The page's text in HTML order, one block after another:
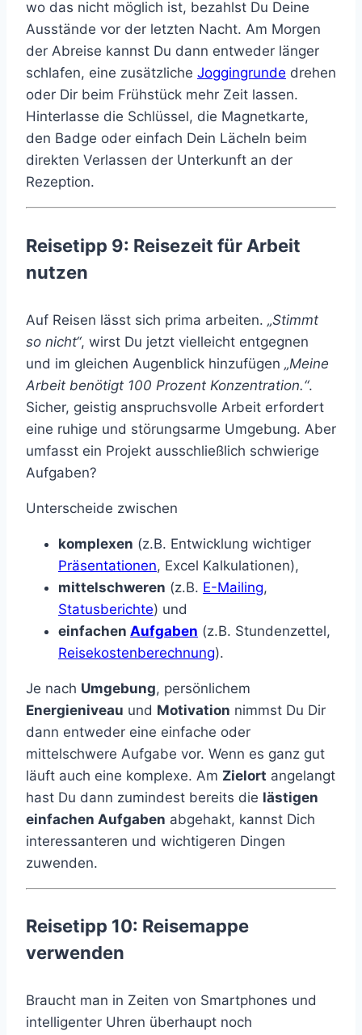
wo das nicht möglich ist, bezahlst Du Deine
Ausstände vor der letzten Nacht. Am Morgen
der Abreise kannst Du dann entweder länger
schlafen, eine zusätzliche Joggingrunde drehen
oder Dir beim Frühstück mehr Zeit lassen.
Hinterlasse die Schlüssel, die Magnetkarte,
den Badge oder einfach Dein Lächeln beim
direkten Verlassen der Unterkunft an der
Rezeption.
Reisetipp 9: Reisezeit für Arbeit
nutzen
Auf Reisen lässt sich prima arbeiten. „Stimmt
so nicht“, wirst Du jetzt vielleicht entgegnen
und im gleichen Augenblick hinzufügen „Meine
Arbeit benötigt 100 Prozent Konzentration.“.
Sicher, geistig anspruchsvolle Arbeit erfordert
eine ruhige und störungsarme Umgebung. Aber
umfasst ein Projekt ausschließlich schwierige
Aufgaben?
Unterscheide zwischen
komplexen (z.B. Entwicklung wichtiger
Präsentationen, Excel Kalkulationen),
mittelschweren (z.B. E-Mailing,
Statusberichte) und
einfachen Aufgaben (z.B. Stundenzettel,
Reisekostenberechnung).
Je nach Umgebung, persönlichem
Energieniveau und Motivation nimmst Du Dir
dann entweder eine einfache oder
mittelschwere Aufgabe vor. Wenn es ganz gut
läuft auch eine komplexe. Am Zielort angelangt
hast Du dann zumindest bereits die lästigen
einfachen Aufgaben abgehakt, kannst Dich
interessanteren und wichtigeren Dingen
zuwenden.
Reisetipp 10: Reisemappe
verwenden
Braucht man in Zeiten von Smartphones und
intelligenter Uhren überhaupt noch